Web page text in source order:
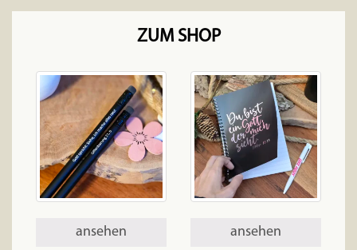
ZUM SHOP
ansehen ansehen